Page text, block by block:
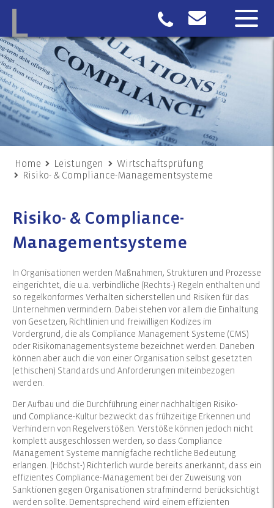
Home Leistungen
Wirtschaftsprüfung
Risiko- & Compliance-Managementsysteme
Risiko- & Compliance-
Managementsysteme
In Organisationen werden Maßnahmen, Strukturen und Prozesse
eingerichtet, die u.a. verbindliche (Rechts-) Regeln enthalten und
so regelkonformes Verhalten sicherstellen und Risiken für das
Unternehmen vermindern. Dabei stehen vor allem die Einhaltung
von Gesetzen, Richtlinien und freiwilligen Kodizes im
Vordergrund, die als Compliance Management Systeme (CMS)
oder Risikomanagementsysteme bezeichnet werden. Daneben
können aber auch die von einer Organisation selbst gesetzten
(ethischen) Standards und Anforderungen miteinbezogen
werden.
Der Aufbau und die Durchführung einer nachhaltigen Risiko-
und Compliance-Kultur bezweckt das frühzeitige Erkennen und
Verhindern von Regelverstößen. Verstöße können jedoch nicht
komplett ausgeschlossen werden, so dass Compliance
Management Systeme mannigfache rechtliche Bedeutung
erlangen. (Höchst-) Richterlich wurde bereits anerkannt, dass ein
effizientes Compliance-Management bei der Zuweisung von
Sanktionen gegen Organisationen strafmindernd berücksichtigt
werden sollte. Dementsprechend wird einem effizienten